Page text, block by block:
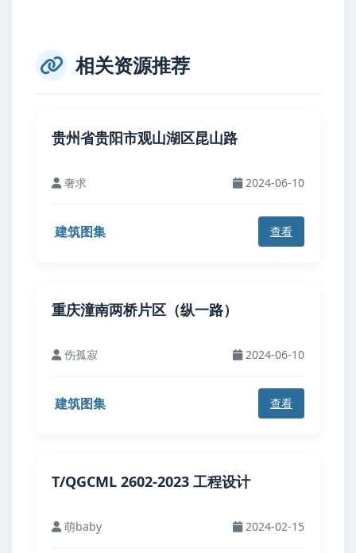
相关资源推荐
贵州省贵阳市观山湖区昆山路
奢求 2024-06-10
建筑图集 查看
重庆潼南两桥片区（纵一路）
伤孤寂 2024-06-10
建筑图集 查看
T/QGCML 2602-2023 工程设计
萌baby 2024-02-15